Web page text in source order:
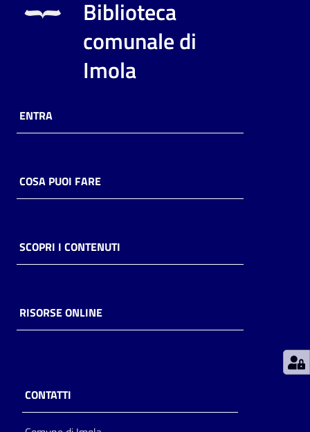
Scopri
online
Piani
Decentrate
Biblioteca
comunale di
Imola
ENTRA
COSA PUOI FARE
SCOPRI I CONTENUTI
RISORSE ONLINE
CONTATTI